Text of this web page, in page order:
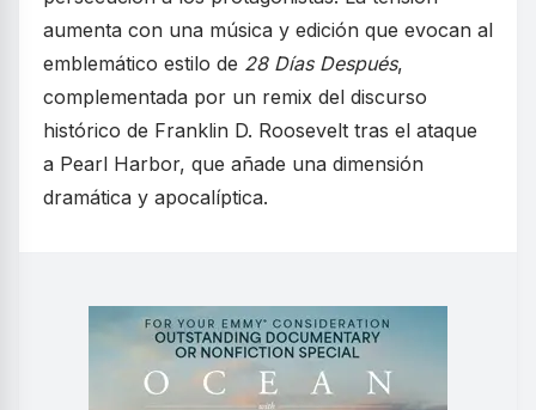
aumenta con una música y edición que evocan al
emblemático estilo de 28 Días Después,
complementada por un remix del discurso
histórico de Franklin D. Roosevelt tras el ataque
a Pearl Harbor, que añade una dimensión
dramática y apocalíptica.